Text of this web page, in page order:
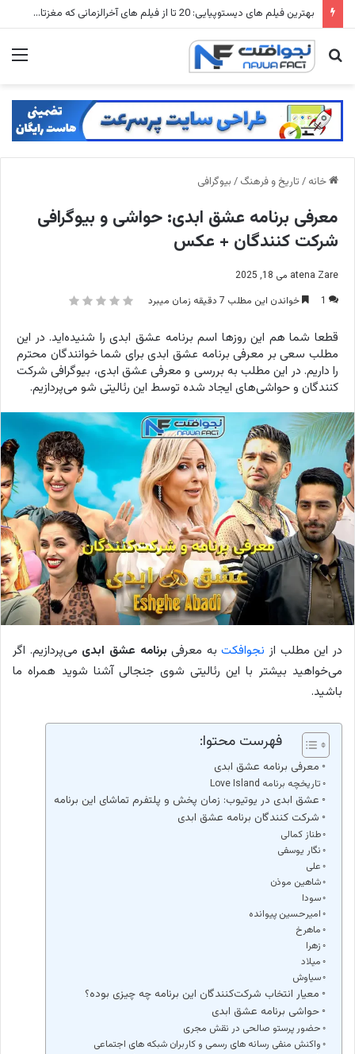
شهرهای متروکه جهان: ۱۵ شهر ارواح که زمانی میلیون ها نفر در آنها زندگی می کردند
جستجو
خانه / تاریخ و فرهنگ / بیوگرافی
معرفی برنامه عشق ابدی: حواشی و بیوگرافی
شرکت کنندگان + عکس
atena Zare می 18, 2025
1
خواندن این مطلب 7 دقیقه زمان میبرد
قطعا شما هم این روزها اسم برنامه عشق ابدی را شنیده‌اید. در این
مطلب سعی بر معرفی برنامه عشق ابدی برای شما خوانندگان محترم
را داریم. در این مطلب به بررسی و معرفی عشق ابدی، بیوگرافی شرکت
کنندگان و حواشی‌های ایجاد شده توسط این رئالیتی شو می‌پردازیم.
در این مطلب از نجوافکتبه معرفی برنامه عشق ابدی می‌پردازیم. اگر
می‌خواهید بیشتر با این رئالیتی شوی جنجالی آشنا شوید همراه ما
باشید.
فهرست محتوا:
معرفی برنامه عشق ابدی
تاریخچه برنامه Love Island
عشق ابدی در یوتیوب: زمان پخش و پلتفرم تماشای این برنامه
شرکت کنندگان برنامه عشق ابدی
طناز کمالی
نگار یوسفی
علی
شاهین موذن
سودا
امیرحسین پیوانده
ماهرخ
زهرا
میلاد
سیاوش
معیار انتخاب شرکت‌کنندگان این برنامه چه چیزی بوده؟
حواشی برنامه عشق ابدی
حضور پرستو صالحی در نقش مجری
واکنش منفی رسانه های رسمی و کاربران شبکه های اجتماعی